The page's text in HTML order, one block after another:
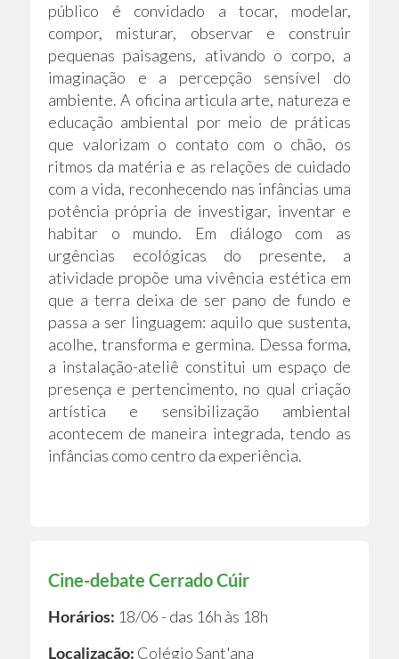
público é convidado a tocar, modelar,
compor, misturar, observar e construir
pequenas paisagens, ativando o corpo, a
imaginação e a percepção sensível do
ambiente. A oficina articula arte, natureza e
educação ambiental por meio de práticas
que valorizam o contato com o chão, os
ritmos da matéria e as relações de cuidado
com a vida, reconhecendo nas infâncias uma
potência própria de investigar, inventar e
habitar o mundo. Em diálogo com as
urgências ecológicas do presente, a
atividade propõe uma vivência estética em
que a terra deixa de ser pano de fundo e
passa a ser linguagem: aquilo que sustenta,
acolhe, transforma e germina. Dessa forma,
a instalação-ateliê constitui um espaço de
presença e pertencimento, no qual criação
artística e sensibilização ambiental
acontecem de maneira integrada, tendo as
infâncias como centro da experiência.
Cine-debate Cerrado Cúir
Horários: 18/06 - das 16h às 18h
Localização: Colégio Sant'ana